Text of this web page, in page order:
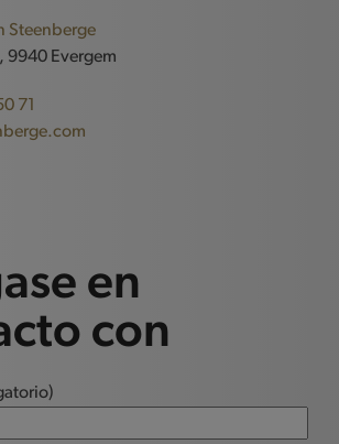
Steenberge
9940 Evergem
71
en
con